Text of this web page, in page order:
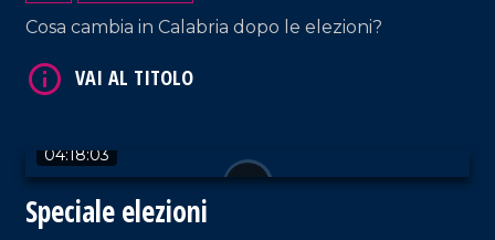
Cosa cambia in Calabria dopo le elezioni?
04:18:03
Speciale elezioni
VAI AL TITOLO